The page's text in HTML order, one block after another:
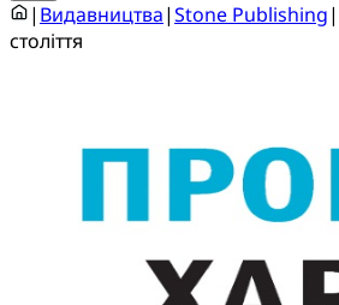
| Видавництва|Stone Publishing|
століття